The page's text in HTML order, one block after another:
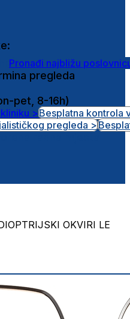
Pronađi najbližu
pregleda
pet, 8-16h)
>Besplatna kontrola
pregleda >
OKVIRI LE